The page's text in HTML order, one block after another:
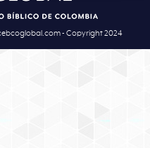
- Copyright 2024